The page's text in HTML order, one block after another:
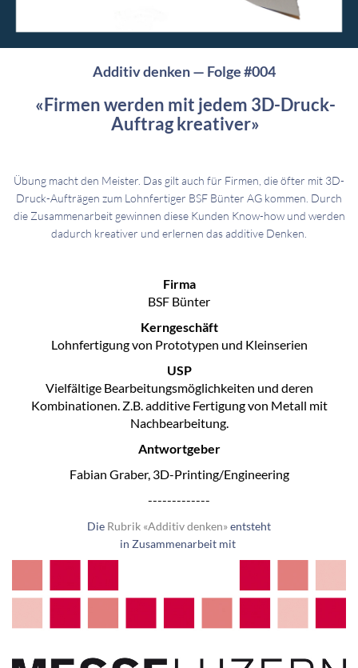
Additiv denken — Folge #004
«Firmen werden mit jedem 3D-Druck-
Auftrag kreativer»
Übung macht den Meister. Das gilt auch für Firmen, die öfter mit 3D-
Druck-Aufträgen zum Lohnfertiger BSF Bünter AG kommen. Durch
die Zusammenarbeit gewinnen diese Kunden Know-how und werden
dadurch kreativer und erlernen das additive Denken.
Firma
BSF Bünter
Kerngeschäft
Lohnfertigung von Prototypen und Kleinserien
USP
Vielfältige Bearbeitungsmöglichkeiten und deren
Kombinationen. Z.B. additive Fertigung von Metall mit
Nachbearbeitung.
Antwortgeber
Fabian Graber, 3D-Printing/Engineering
-------------
Die Rubrik «Additiv denken»entsteht
in Zusammenarbeit mit